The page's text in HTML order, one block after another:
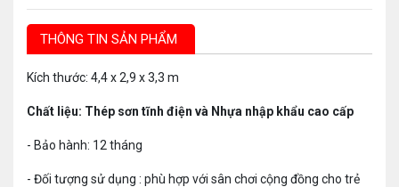
THÔNG TIN SẢN PHẨM
Kích thước: 4,4 x 2,9 x 3,3 m
Chất liệu: Thép sơn tĩnh điện và Nhựa nhập khẩu cao cấp
- Bảo hành: 12 tháng
- Đối tượng sử dụng : phù hợp với sân chơi cộng đồng cho trẻ